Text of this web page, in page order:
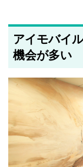
アイモバイ
機会が多い